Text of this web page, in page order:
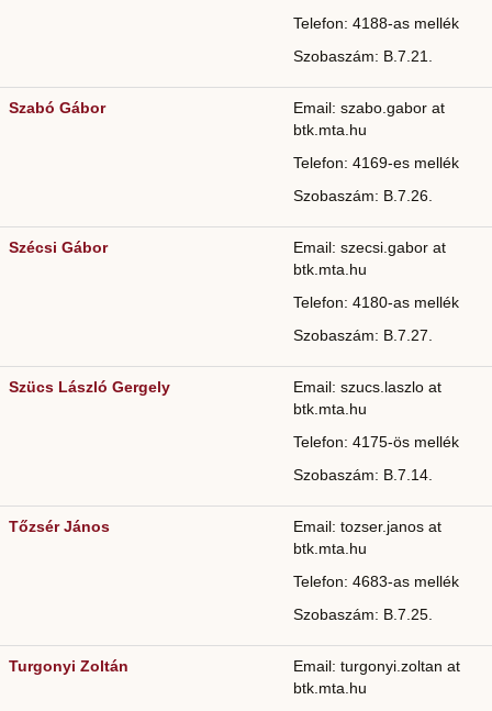
Telefon: 4188-as mellék
Szobaszám: B.7.21.
Szabó Gábor
Email: szabo.gabor at
btk.mta.hu
Telefon: 4169-es mellék
Szobaszám: B.7.26.
Szécsi Gábor
Email: szecsi.gabor at
btk.mta.hu
Telefon: 4180-as mellék
Szobaszám: B.7.27.
Szücs László Gergely
Email: szucs.laszlo at
btk.mta.hu
Telefon: 4175-ös mellék
Szobaszám: B.7.14.
Tőzsér János
Email: tozser.janos at
btk.mta.hu
Telefon: 4683-as mellék
Szobaszám: B.7.25.
Turgonyi Zoltán
Email: turgonyi.zoltan at
btk.mta.hu